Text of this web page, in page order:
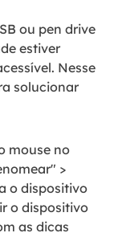
ou pen drive
estiver
Nesse
solucionar
mouse no
>
o dispositivo
o dispositivo
as dicas